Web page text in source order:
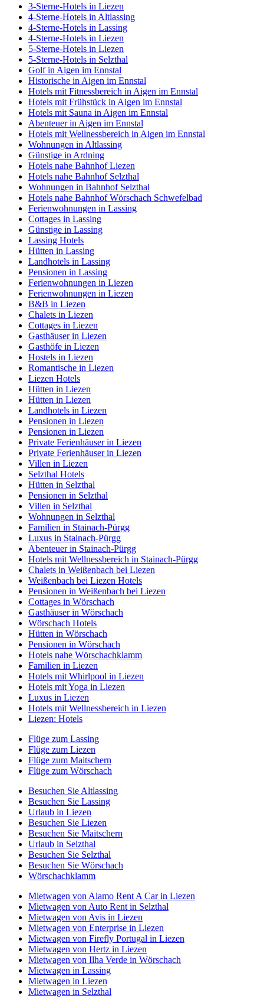
3-Sterne-Hotels in Liezen
4-Sterne-Hotels in Altlassing
4-Sterne-Hotels in Lassing
4-Sterne-Hotels in Liezen
5-Sterne-Hotels in Liezen
5-Sterne-Hotels in Selzthal
Golf in Aigen im Ennstal
Historische in Aigen im Ennstal
Hotels mit Fitnessbereich in Aigen im Ennstal
Hotels mit Frühstück in Aigen im Ennstal
Hotels mit Sauna in Aigen im Ennstal
Abenteuer in Aigen im Ennstal
Hotels mit Wellnessbereich in Aigen im Ennstal
Wohnungen in Altlassing
Günstige in Ardning
Hotels nahe Bahnhof Liezen
Hotels nahe Bahnhof Selzthal
Wohnungen in Bahnhof Selzthal
Hotels nahe Bahnhof Wörschach Schwefelbad
Ferienwohnungen in Lassing
Cottages in Lassing
Günstige in Lassing
Lassing Hotels
Hütten in Lassing
Landhotels in Lassing
Pensionen in Lassing
Ferienwohnungen in Liezen
Ferienwohnungen in Liezen
B&B in Liezen
Chalets in Liezen
Cottages in Liezen
Gasthäuser in Liezen
Gasthöfe in Liezen
Hostels in Liezen
Romantische in Liezen
Liezen Hotels
Hütten in Liezen
Hütten in Liezen
Landhotels in Liezen
Pensionen in Liezen
Pensionen in Liezen
Private Ferienhäuser in Liezen
Private Ferienhäuser in Liezen
Villen in Liezen
Selzthal Hotels
Hütten in Selzthal
Pensionen in Selzthal
Villen in Selzthal
Wohnungen in Selzthal
Familien in Stainach-Pürgg
Luxus in Stainach-Pürgg
Abenteuer in Stainach-Pürgg
Hotels mit Wellnessbereich in Stainach-Pürgg
Chalets in Weißenbach bei Liezen
Weißenbach bei Liezen Hotels
Pensionen in Weißenbach bei Liezen
Cottages in Wörschach
Gasthäuser in Wörschach
Wörschach Hotels
Hütten in Wörschach
Pensionen in Wörschach
Hotels nahe Wörschachklamm
Familien in Liezen
Hotels mit Whirlpool in Liezen
Hotels mit Yoga in Liezen
Luxus in Liezen
Hotels mit Wellnessbereich in Liezen
Liezen: Hotels
Flüge zum Lassing
Flüge zum Liezen
Flüge zum Maitschern
Flüge zum Wörschach
Besuchen Sie Altlassing
Besuchen Sie Lassing
Urlaub in Liezen
Besuchen Sie Liezen
Besuchen Sie Maitschern
Urlaub in Selzthal
Besuchen Sie Selzthal
Besuchen Sie Wörschach
Wörschachklamm
Mietwagen von Alamo Rent A Car in Liezen
Mietwagen von Auto Rent in Selzthal
Mietwagen von Avis in Liezen
Mietwagen von Enterprise in Liezen
Mietwagen von Firefly Portugal in Liezen
Mietwagen von Hertz in Liezen
Mietwagen von Ilha Verde in Wörschach
Mietwagen in Lassing
Mietwagen in Liezen
Mietwagen in Selzthal